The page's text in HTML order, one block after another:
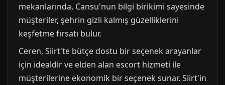
mekanlarında, Cansu'nun bilgi birikimi sayesinde
müşteriler, şehrin gizli kalmış güzelliklerini
keşfetme fırsatı bulur.
Ceren, Siirt'te bütçe dostu bir seçenek arayanlar
için idealdir ve elden alan escort hizmeti ile
müşterilerine ekonomik bir seçenek sunar. Siirt'in